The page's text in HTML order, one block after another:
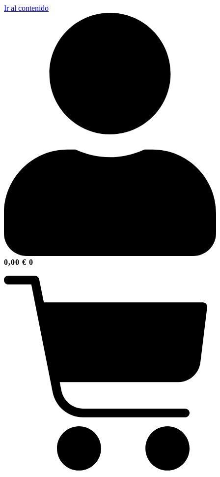
Ir al contenido
0,00 € 0